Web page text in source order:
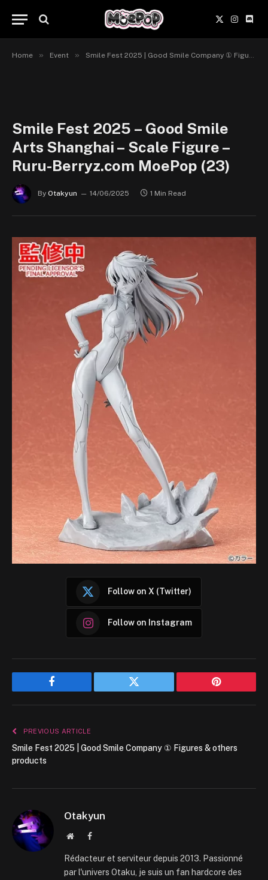
X
(Twitter)
Home » Event » Smile Fest 2025 | Good Smile Company ① Figures & others products
Smile Fest 2025 – Good Smile
Arts Shanghai – Scale Figure –
Ruru-Berryz.com MoePop (23)
By Otakyun 14/06/2025 1 Min Read
Follow on X (Twitter)
Follow on Instagram
Facebook Twitter Pinterest
PREVIOUS ARTICLE
Smile Fest 2025 | Good Smile Company ① Figures & others
products
Otakyun
WebsiteFacebook
Rédacteur et serviteur depuis 2013. Passionné
par l'univers Otaku, je suis un fan hardcore des